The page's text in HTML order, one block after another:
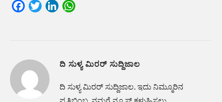
FacebookTwitterLinkedIn
ದಿ ಸುಳ್ಯ ಮಿರರ್ ಸುದ್ದಿಜಾಲ
ದಿ ಸುಳ್ಯ ಮಿರರ್‌ ಸುದ್ದಿಜಾಲ. ಇದು ನಿಮ್ಮೂರಿನ